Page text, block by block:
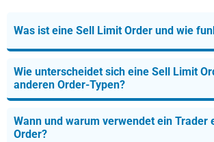
Was ist eine Sell Limit Order und wie
Wie unterscheidet sich eine Sell Limit
anderen Order-Typen?
Wann und warum verwendet ein Trader
Order?